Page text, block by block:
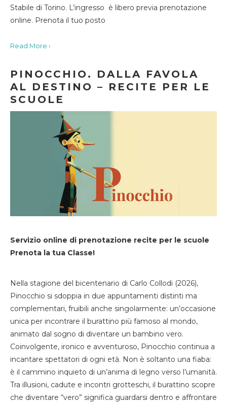
Stabile di Torino. L’ingresso è libero previa prenotazione
online. Prenota il tuo posto
Read More ›
PINOCCHIO. DALLA FAVOLA
AL DESTINO – RECITE PER LE
SCUOLE
Servizio online di prenotazione recite per le scuole
Prenota la tua Classe!
Nella stagione del bicentenario di Carlo Collodi (2026),
Pinocchio si sdoppia in due appuntamenti distinti ma
complementari, fruibili anche singolarmente: un’occasione
unica per incontrare il burattino più famoso al mondo,
animato dal sogno di diventare un bambino vero.
Coinvolgente, ironico e avventuroso, Pinocchio continua a
incantare spettatori di ogni età. Non è soltanto una fiaba:
è il cammino inquieto di un’anima di legno verso l’umanità.
Tra illusioni, cadute e incontri grotteschi, il burattino scopre
che diventare “vero” significa guardarsi dentro e affrontare